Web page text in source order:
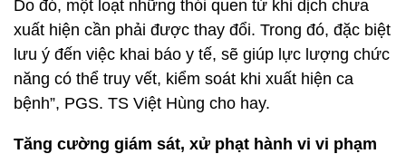
Do đó, một loạt những thói quen từ khi dịch chưa
xuất hiện cần phải được thay đổi. Trong đó, đặc biệt
lưu ý đến việc khai báo y tế, sẽ giúp lực lượng chức
năng có thể truy vết, kiểm soát khi xuất hiện ca
bệnh”, PGS. TS Việt Hùng cho hay.
Tăng cường giám sát, xử phạt hành vi vi phạm